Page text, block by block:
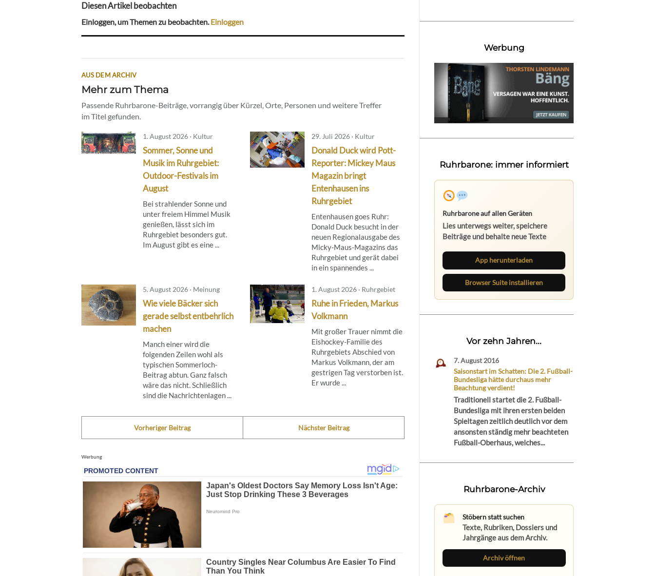
Diesen Artikel beobachten
Einloggen, um Themen zu beobachten.Einloggen
AUS DEM ARCHIV
Mehr zum Thema
Passende Ruhrbarone-Beiträge, vorrangig über Kürzel, Orte, Personen und weitere Treffer
im Titel gefunden.
1. August 2026 · Kultur
Sommer, Sonne und
Musik im Ruhrgebiet:
Outdoor-Festivals im
August
Bei strahlender Sonne und
unter freiem Himmel Musik
genießen, lässt sich im
Ruhrgebiet besonders gut.
Im August gibt es eine ...
29. Juli 2026 · Kultur
Donald Duck wird Pott-
Reporter: Mickey Maus
Magazin bringt
Entenhausen ins
Ruhrgebiet
Entenhausen goes Ruhr:
Donald Duck besucht in der
neuen Regionalausgabe des
Micky‑Maus‑Magazins das
Ruhrgebiet und gerät dabei
in ein spannendes ...
5. August 2026 · Meinung
Wie viele Bäcker sich
gerade selbst entbehrlich
machen
Manch einer wird die
folgenden Zeilen wohl als
typischen Sommerloch-
Beitrag abtun. Ganz falsch
wäre das nicht. Schließlich
sind die Nachrichtenlagen ...
1. August 2026 · Ruhrgebiet
Ruhe in Frieden, Markus
Volkmann
Mit großer Trauer nimmt die
Eishockey-Familie des
Ruhrgebiets Abschied von
Markus Volkmann, der am
gestrigen Tag verstorben ist.
Er wurde ...
Vorheriger Beitrag Nächster Beitrag
Werbung
Werbung
Ruhrbarone: immer informiert
Ruhrbarone auf allen Geräten
Lies unterwegs weiter, speichere
Beiträge und behalte neue Texte
App herunterladen
Browser Suite installieren
Vor zehn Jahren...
7. August 2016
Saisonstart im Schatten: Die 2. Fußball-
Bundesliga hätte durchaus mehr
Beachtung verdient!
Traditionell startet die 2. Fußball-
Bundesliga mit ihren ersten beiden
Spieltagen zeitlich deutlich vor dem
ansonsten ständig mehr beachteten
Fußball-Oberhaus, welches...
Ruhrbarone-Archiv
Stöbern statt suchen
Texte, Rubriken, Dossiers und
Jahrgänge aus dem Archiv.
Archiv öffnen